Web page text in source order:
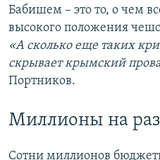
Бабишем – это то, о чем
высокого положения
«А сколько еще таких
скрывает крымский
Портников.
Миллионы на
Сотни миллионов